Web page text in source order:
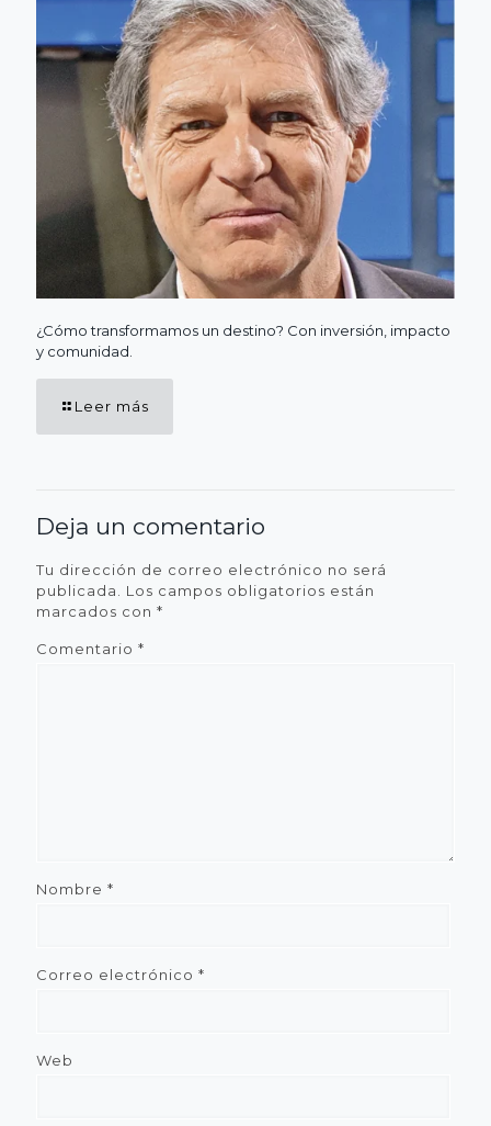
¿Cómo transformamos un destino? Con inversión, impacto
y comunidad.
Leer más
Deja un comentario
Tu dirección de correo electrónico no será
publicada.
Los campos obligatorios están
marcados con *
Comentario *
Nombre *
Correo electrónico *
Web